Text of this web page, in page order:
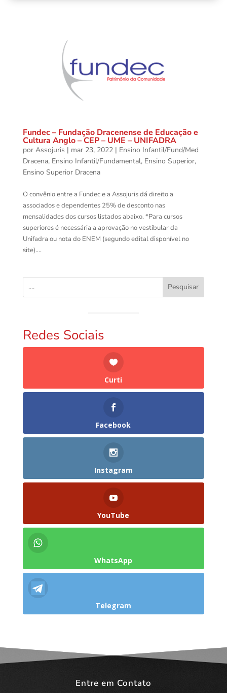
Fundec – Fundação Dracenense de Educação e
Cultura Anglo – CEP – UME – UNIFADRA
por Assojuris | mar 23, 2022| Ensino Infantil/Fund/Med
Dracena, Ensino Infantil/Fundamental, Ensino Superior,
Ensino Superior Dracena
O convênio entre a Fundec e a Assojuris dá direito a
associados e dependentes 25% de desconto nas
mensalidades dos cursos listados abaixo. *Para cursos
superiores é necessária a aprovação no vestibular da
Unifadra ou nota do ENEM (segundo edital disponível no
site)....
Pesquisar
Redes Sociais
Curti
Facebook
Instagram
YouTube
WhatsApp
Telegram
Entre em Contato